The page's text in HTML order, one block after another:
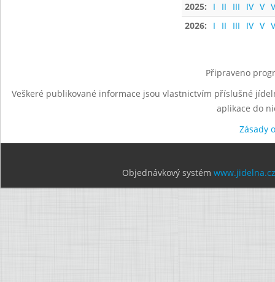
2025:
I II III IV V
2026:
I II III IV V
Připraveno
Veškeré publikované informace jsou vlastnictvím příslušné
aplikace do
Zásady
Objednávkový systém www.jidelna.cz